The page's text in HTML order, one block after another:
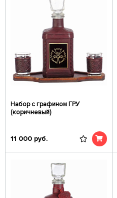
Набор с графином ГРУ
(коричневый)
11 000 руб.